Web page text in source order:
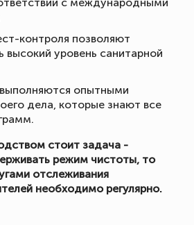
контроля позволяют
высокий уровень санитарной
опытными
дела, которые знают все
стоит задача -
режим чистоты, то
отслеживания
необходимо регулярно.